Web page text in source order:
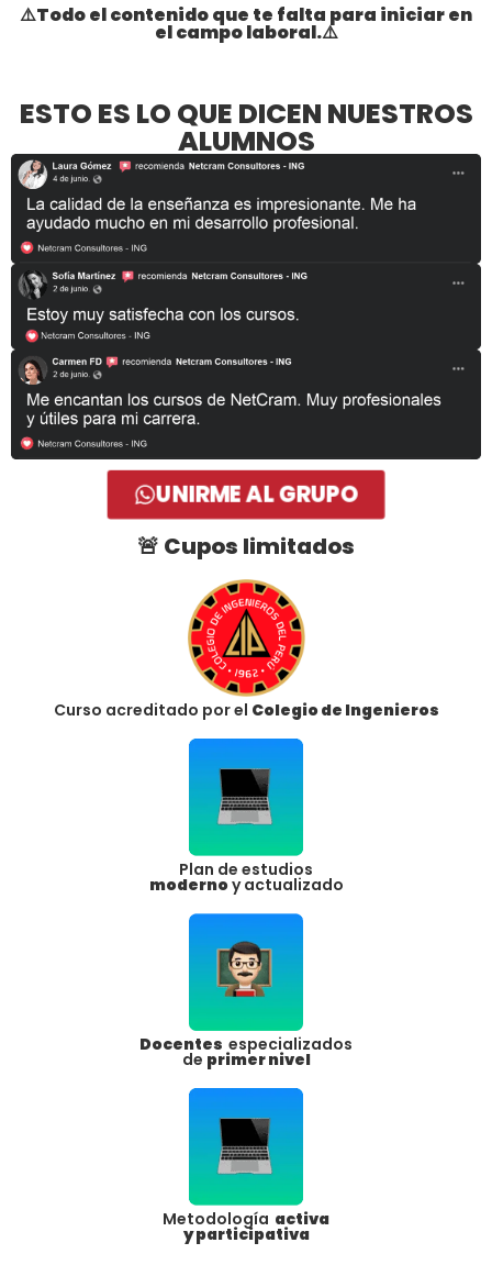
⚠️Todo el contenido que te falta para iniciar en
el campo laboral.⚠️
ESTO ES LO QUE DICEN NUESTROS
ALUMNOS
UNIRME AL GRUPO
🚨 Cupos limitados
Curso acreditado por el Colegio de Ingenieros
Plan de estudios
moderno y actualizado
Docentes especializados
de primer nivel
Metodología activa
y participativa